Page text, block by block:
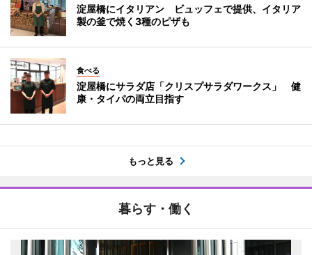
淀屋橋にイタリアン ビュッフェで提供、イタリア
製の釜で焼く3種のピザも
食べる
淀屋橋にサラダ店「クリスプサラダワークス」 健
康・タイパの両立目指す
もっと見る
暮らす・働く